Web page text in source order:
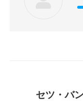
navigation
セツ・バ